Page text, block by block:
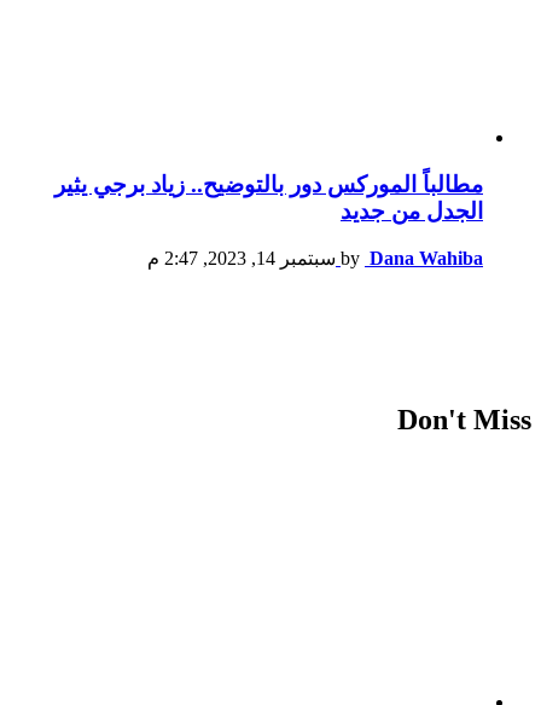
مطالباً الموركس دور بالتوضيح.. زياد برجي يثير
الجدل من جديد
by Dana Wahiba سبتمبر 14, 2023, 2:47 م
Don't Miss